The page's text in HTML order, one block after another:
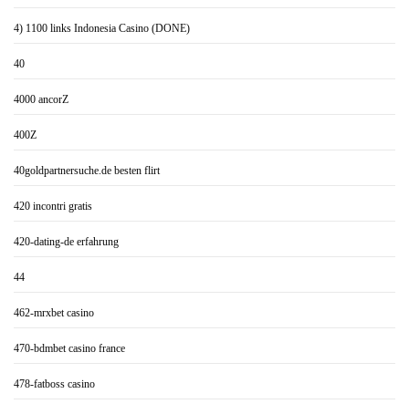
4) 1100 links Indonesia Casino (DONE)
40
4000 ancorZ
400Z
40goldpartnersuche.de besten flirt
420 incontri gratis
420-dating-de erfahrung
44
462-mrxbet casino
470-bdmbet casino france
478-fatboss casino